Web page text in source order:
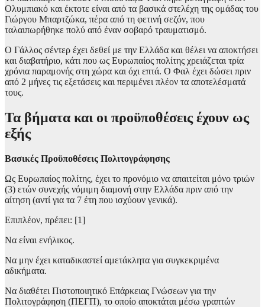
Ολυμπιακό και έκτοτε είναι από τα βασικά στελέχη της ομάδας του
Γιώργου Μπαρτζώκα, πέρα από τη φετινή σεζόν, που
ταλαιπωρήθηκε πολύ από έναν σοβαρό τραυματισμό.
Ο Γάλλος σέντερ έχει δεθεί με την Ελλάδα και θέλει να αποκτήσει
και διαβατήριο, κάτι που ως Ευρωπαίος πολίτης χρειάζεται τρία
χρόνια παραμονής στη χώρα και όχι επτά. Ο Φαλ έχει δώσει πριν
από 2 μήνες τις εξετάσεις και περιμένει πλέον τα αποτελέσματά
τους.
Τα βήματα και οι προϋποθέσεις έχουν ως
εξής
Βασικές Προϋποθέσεις Πολιτογράφησης
Ως Ευρωπαίος πολίτης, έχει το προνόμιο να απαιτείται μόνο τριών
(3) ετών συνεχής νόμιμη διαμονή στην Ελλάδα πριν από την
αίτηση (αντί για τα 7 έτη που ισχύουν γενικά).
Επιπλέον, πρέπει: [1]
Να είναι ενήλικος.
Να μην έχει καταδικαστεί αμετάκλητα για συγκεκριμένα
αδικήματα.
Να διαθέτει Πιστοποιητικό Επάρκειας Γνώσεων για την
Πολιτογράφηση (ΠΕΓΠ), το οποίο αποκτάται μέσω γραπτών